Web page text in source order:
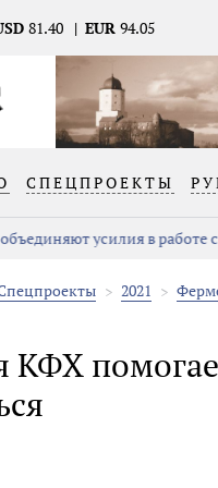
81.40 EUR 94.05
СПЕЦПРОЕКТЫ
усилия в работе
2021
КФХ